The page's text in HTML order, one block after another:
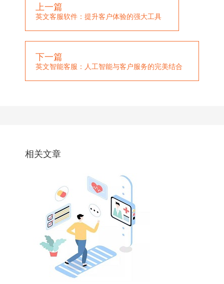
上一篇
英文客服软件：提升客户体验的强大工具
下一篇
英文智能客服：人工智能与客户服务的完美结合
相关文章